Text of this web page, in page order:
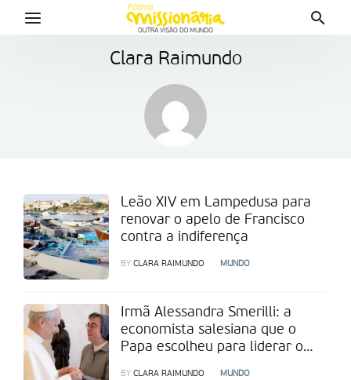
Clara Raimundo
Leão XIV em Lampedusa para
renovar o apelo de Francisco
contra a indiferença
BYCLARA RAIMUNDO MUNDO
Irmã Alessandra Smerilli: a
economista salesiana que o
Papa escolheu para liderar o
BYCLARA RAIMUNDO MUNDO